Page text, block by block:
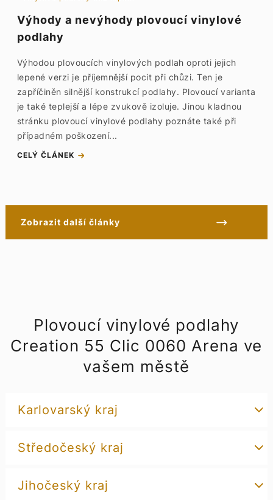
Výhody a nevýhody plovoucí vinylové
podlahy
Výhodou plovoucích vinylových podlah oproti jejich
lepené verzi je příjemnější pocit při chůzi. Ten je
zapříčiněn silnější konstrukcí podlahy. Plovoucí varianta
je také teplejší a lépe zvukově izoluje. Jinou kladnou
stránku plovoucí vinylové podlahy poznáte také při
případném poškození...
CELÝ ČLÁNEK
Zobrazit další články
Plovoucí vinylové podlahy
Creation 55 Clic 0060 Arena ve
vašem městě
Karlovarský kraj
Středočeský kraj
Jihočeský kraj